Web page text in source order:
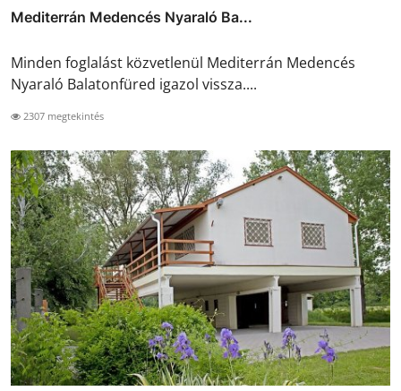
Mediterrán Medencés Nyaraló Ba...
Minden foglalást közvetlenül Mediterrán Medencés
Nyaraló Balatonfüred igazol vissza....
2307 megtekintés